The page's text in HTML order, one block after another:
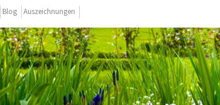
Blog Auszeichnungen